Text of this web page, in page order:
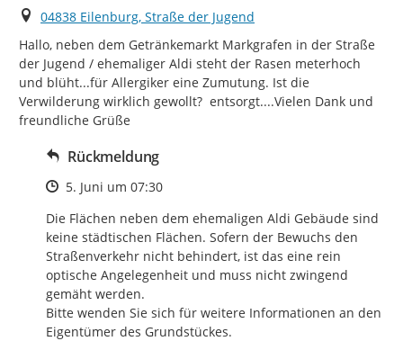
Ort
04838 Eilenburg, Straße der Jugend
Hallo, neben dem Getränkemarkt Markgrafen in der Straße
der Jugend / ehemaliger Aldi steht der Rasen meterhoch
und blüht...für Allergiker eine Zumutung. Ist die
Verwilderung wirklich gewollt?  entsorgt....Vielen Dank und
freundliche Grüße
Rückmeldung
Zeitpunkt des Erstellens
5. Juni um 07:30
Die Flächen neben dem ehemaligen Aldi Gebäude sind
keine städtischen Flächen. Sofern der Bewuchs den
Straßenverkehr nicht behindert, ist das eine rein
optische Angelegenheit und muss nicht zwingend
gemäht werden.
Bitte wenden Sie sich für weitere Informationen an den
Eigentümer des Grundstückes.